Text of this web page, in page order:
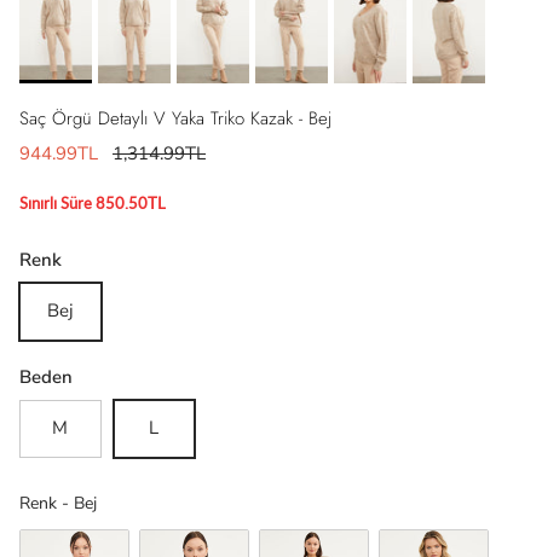
Saç Örgü Detaylı V Yaka Triko Kazak - Bej
944.99TL 1,314.99TL
Sınırlı Süre 850.50TL
Renk
Bej
Beden
M L
Renk - BejRenk